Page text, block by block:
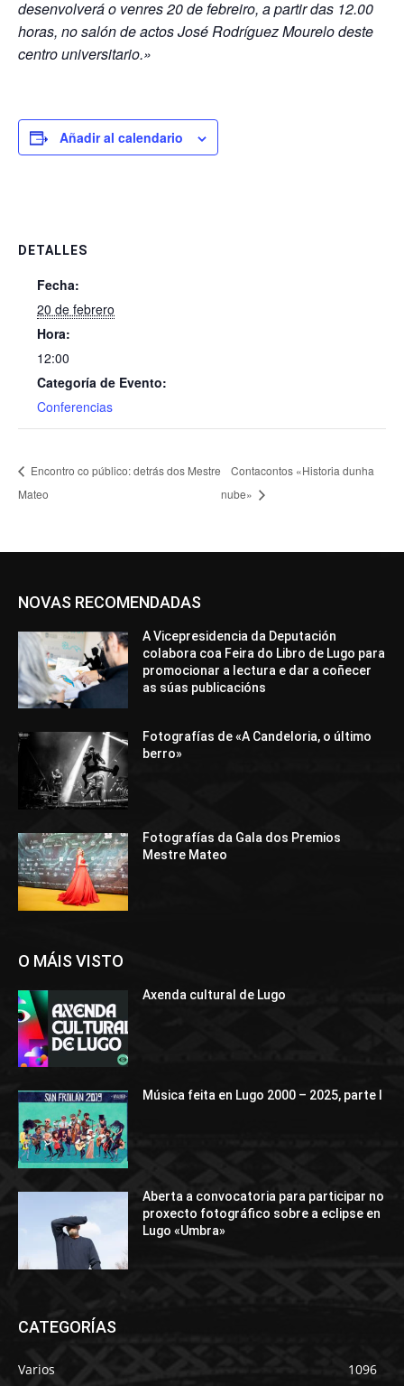
desenvolverá o venres 20 de febreiro, a partir das 12.00
horas, no salón de actos José Rodríguez Mourelo deste
centro universitario.»
Añadir al calendario
DETALLES
Fecha:
20 de febrero
Hora:
12:00
Categoría de Evento:
Conferencias
Encontro co público: detrás dos Mestre
Mateo
Contacontos «Historia dunha
nube»
NOVAS RECOMENDADAS
A Vicepresidencia da Deputación
colabora coa Feira do Libro de Lugo para
promocionar a lectura e dar a coñecer
as súas publicacións
Fotografías de «A Candeloria, o último
berro»
Fotografías da Gala dos Premios
Mestre Mateo
O MÁIS VISTO
Axenda cultural de Lugo
Música feita en Lugo 2000 – 2025, parte I
Aberta a convocatoria para participar no
proxecto fotográfico sobre a eclipse en
Lugo «Umbra»
CATEGORÍAS
Varios
1096